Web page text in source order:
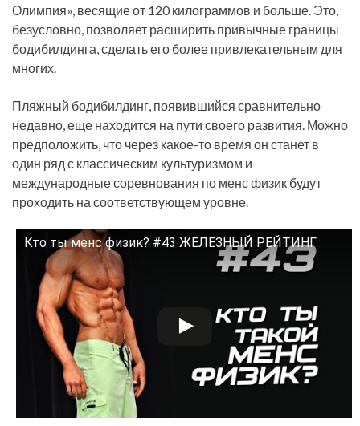
Олимпия», весящие от 120 килограммов и больше. Это,
безусловно, позволяет расширить привычные границы
бодибилдинга, сделать его более привлекательным для
многих.
Пляжный бодибилдинг, появившийся сравнительно
недавно, еще находится на пути своего развития. Можно
предположить, что через какое-то время он станет в
один ряд с классическим культуризмом и
международные соревнования по менс физик будут
проходить на соответствующем уровне.
Кто ты менс физик? #43 ЖЕЛЕЗНЫЙ РЕЙТИНГ
Смотрите это видео на YouTube